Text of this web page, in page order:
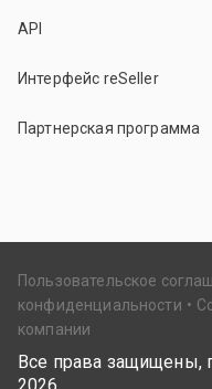
API
Интерфейс reSeller
Партнерская программа
Пользовательское
конфиденциальности
компании
Все права защищены,